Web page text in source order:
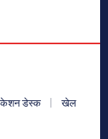
डेस्क
खेल